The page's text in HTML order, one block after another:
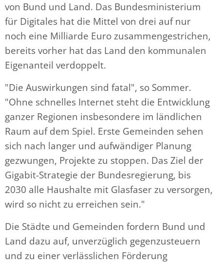
von Bund und Land. Das Bundesministerium
für Digitales hat die Mittel von drei auf nur
noch eine Milliarde Euro zusammengestrichen,
bereits vorher hat das Land den kommunalen
Eigenanteil verdoppelt.
"Die Auswirkungen sind fatal", so Sommer.
"Ohne schnelles Internet steht die Entwicklung
ganzer Regionen insbesondere im ländlichen
Raum auf dem Spiel. Erste Gemeinden sehen
sich nach langer und aufwändiger Planung
gezwungen, Projekte zu stoppen. Das Ziel der
Gigabit-Strategie der Bundesregierung, bis
2030 alle Haushalte mit Glasfaser zu versorgen,
wird so nicht zu erreichen sein."
Die Städte und Gemeinden fordern Bund und
Land dazu auf, unverzüglich gegenzusteuern
und zu einer verlässlichen Förderung